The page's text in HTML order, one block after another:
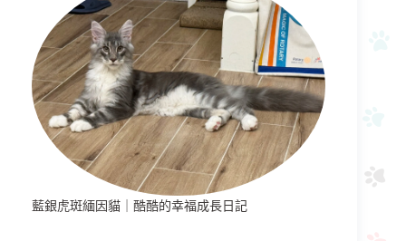
藍銀虎斑緬因貓｜酷酷的幸福成長日記